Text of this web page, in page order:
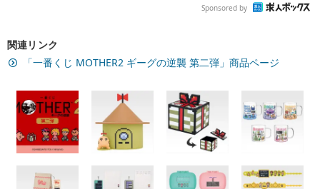
Sponsored by
関連リンク
「一番くじ MOTHER2 ギーグの逆襲 第二弾」商品ページ